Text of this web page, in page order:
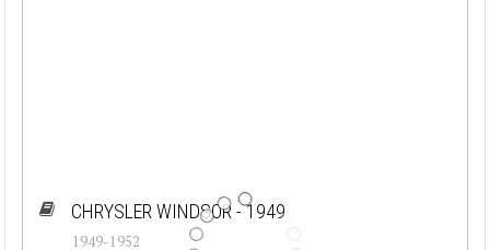
CHRYSLER WINDSOR - 1949
1949-1952